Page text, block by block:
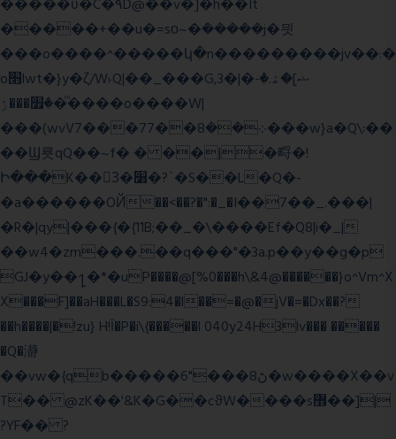
�����ʋ�C�۹D@��v�]�h��It
�����+��u�=sο~�ܿ�����j�믯
���o����^�����կ�n���������jv��:�
o׫lwt�}y�ζ/W˫Q|��_���G,3�|�ޝ]�ۿ.�-
�׿���ۯ�ͫ����o����W|
���(wvV܀��8��77���7���w}a�Q\܃��
��Ϣ룟qQ��~f� � ��|�㽟�!
Ի���K��3ٓ�׸�?`�S��L�Q�-
�a������OЙ��<��?�":�_�I��7��_.���|
�R�|qy|���{�{11B;��_�\����Ef�Q8|i�_|
��w4�zm���.��q���"�3a.p��y��g�p
GJ�y��႑�*�uP����@[%0���h\&4@������}o^Vm^X
X���F]��aH���L�S9:4�l��=�@�jV�=�Dx��?
��h����|�!zu} H!Ī�P�i\{�����l 040y24H3lv��� �����
�Q�瀞
��vw�{qb�����6"���8ڻ�w����X��v
T�� @zK��'&K�G��cϑW����s޾��]|
?YF�� ?